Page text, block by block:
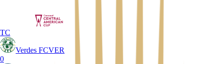
TC
Verdes FCVER
0